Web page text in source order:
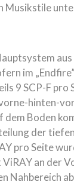
aus
im
9 SCP-F pro
hinten-
dem Boden
der
pro Seite
an der
Nahbereich